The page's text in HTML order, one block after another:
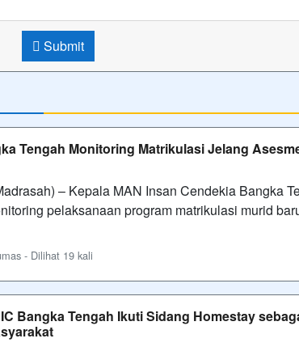
Submit
Tengah Monitoring Matrikulasi Jelang
– Kepala MAN Insan Cendekia Bangka
pelaksanaan program matrikulasi murid
- Dilihat 19 kali
Bangka Tengah Ikuti Sidang Homestay